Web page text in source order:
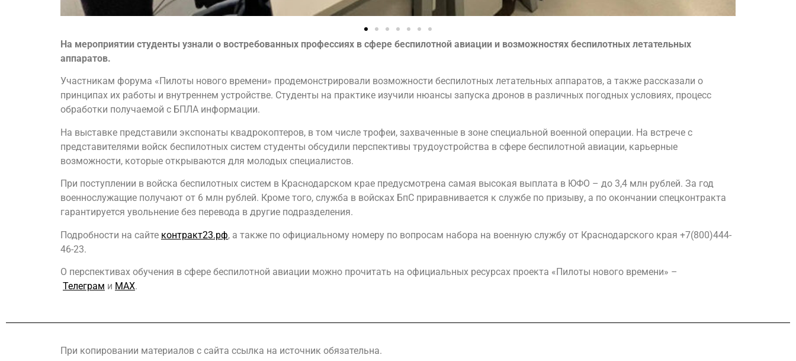
На мероприятии студенты узнали о востребованных профессиях в сфере беспилотной авиации и возможностях беспилотных летательных
аппаратов.
Участникам форума «Пилоты нового времени» продемонстрировали возможности беспилотных летательных аппаратов, а также рассказали о
принципах их работы и внутреннем устройстве. Студенты на практике изучили нюансы запуска дронов в различных погодных условиях, процесс
обработки получаемой с БПЛА информации.
На выставке представили экспонаты квадрокоптеров, в том числе трофеи, захваченные в зоне специальной военной операции. На встрече с
представителями войск беспилотных систем студенты обсудили перспективы трудоустройства в сфере беспилотной авиации, карьерные
возможности, которые открываются для молодых специалистов.
При поступлении в войска беспилотных систем в Краснодарском крае предусмотрена самая высокая выплата в ЮФО – до 3,4 млн рублей. За год
военнослужащие получают от 6 млн рублей. Кроме того, служба в войсках БпС приравнивается к службе по призыву, а по окончании спецконтракта
гарантируется увольнение без перевода в другие подразделения.
Подробности на сайте контракт23.рф, а также по официальному номеру по вопросам набора на военную службу от Краснодарского края +7(800)444-
46-23.
О перспективах обучения в сфере беспилотной авиации можно прочитать на официальных ресурсах проекта «Пилоты нового времени» –
Телеграм и МАХ.
При копировании материалов с сайта ссылка на источник обязательна.